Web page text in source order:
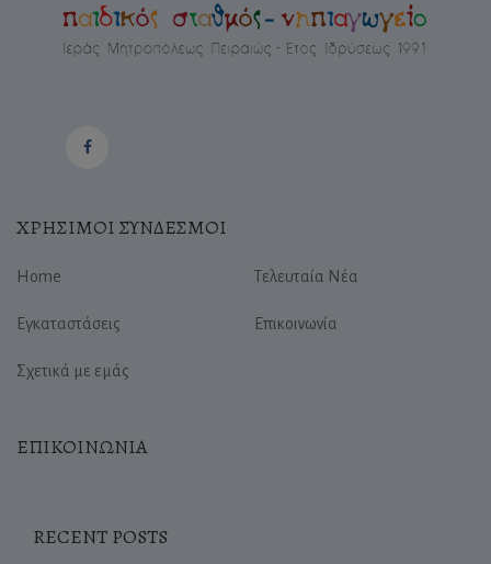
ΧΡΗΣΙΜΟΙ ΣΥΝΔΕΣΜΟΙ
Home
Εγκαταστάσεις
Σχετικά με εμάς
Τελευταία Νέα
Επικοινωνία
ΕΠΙΚΟΙΝΩΝΙΑ
RECENT POSTS